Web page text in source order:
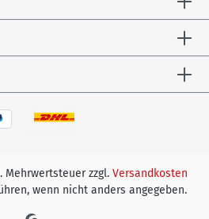
Mehrwertsteuer zzgl. Versandkosten
wenn nicht anders angegeben.